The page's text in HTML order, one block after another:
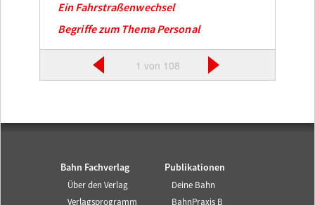
Ein Fahrstraßenwechsel
Begriffe zum Thema Personal
1 von 108
Bahn Fachverlag
Über den Verlag
Verlagsprogramm
Publikationen
Deine Bahn
BahnPraxis B